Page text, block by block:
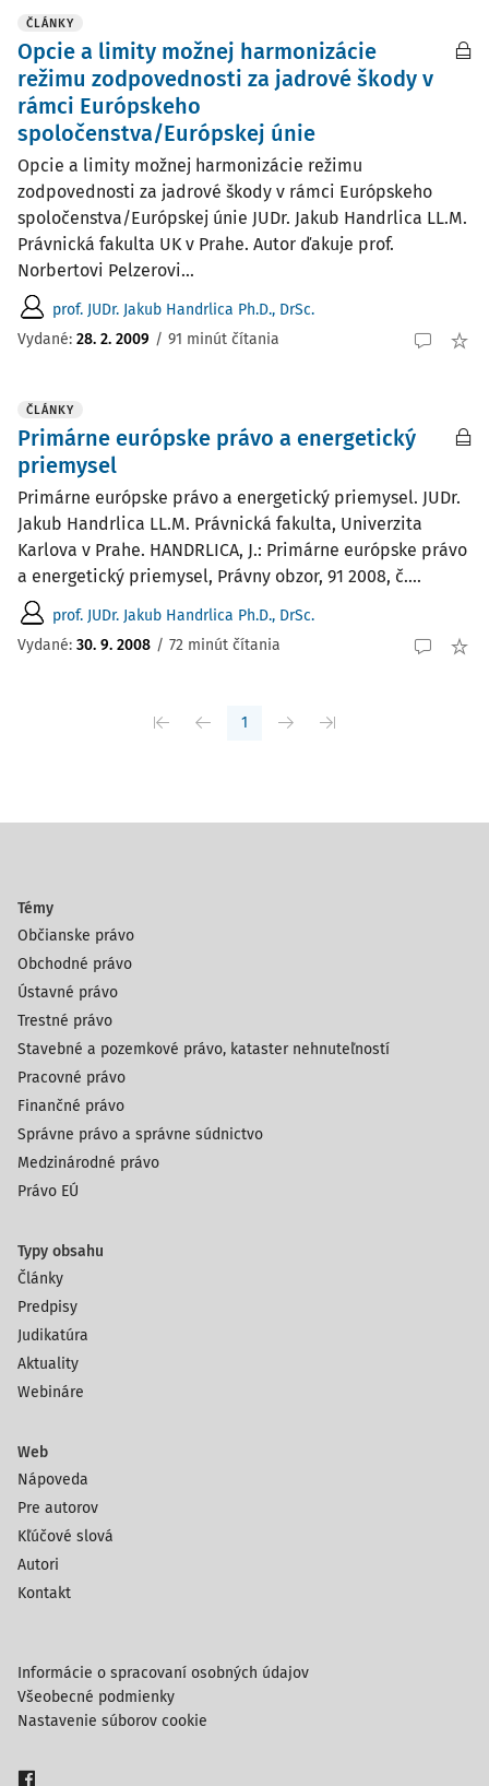
ČLÁNKY
Opcie a limity možnej harmonizácie
režimu zodpovednosti za jadrové škody v
rámci Európskeho
spoločenstva/Európskej únie
Opcie a limity možnej harmonizácie režimu
zodpovednosti za jadrové škody v rámci Európskeho
spoločenstva/Európskej únie JUDr. Jakub Handrlica LL.M.
Právnická fakulta UK v Prahe. Autor ďakuje prof.
Norbertovi Pelzerovi...
prof. JUDr. Jakub Handrlica Ph.D., DrSc.
Vydané: 28. 2. 2009 / 91 minút čítania
ČLÁNKY
Primárne európske právo a energetický
priemysel
Primárne európske právo a energetický priemysel. JUDr.
Jakub Handrlica LL.M. Právnická fakulta, Univerzita
Karlova v Prahe. HANDRLICA, J.: Primárne európske právo
a energetický priemysel, Právny obzor, 91 2008, č....
prof. JUDr. Jakub Handrlica Ph.D., DrSc.
Vydané: 30. 9. 2008 / 72 minút čítania
1
Témy
Občianske právo
Obchodné právo
Ústavné právo
Trestné právo
Stavebné a pozemkové právo, kataster nehnuteľností
Pracovné právo
Finančné právo
Správne právo a správne súdnictvo
Medzinárodné právo
Právo EÚ
Typy obsahu
Články
Predpisy
Judikatúra
Aktuality
Webináre
Web
Nápoveda
Pre autorov
Kľúčové slová
Autori
Kontakt
Informácie o spracovaní osobných údajov
Všeobecné podmienky
Nastavenie súborov cookie